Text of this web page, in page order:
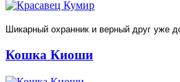
Шикарный охранник и верный друг уже
Кошка Киоши